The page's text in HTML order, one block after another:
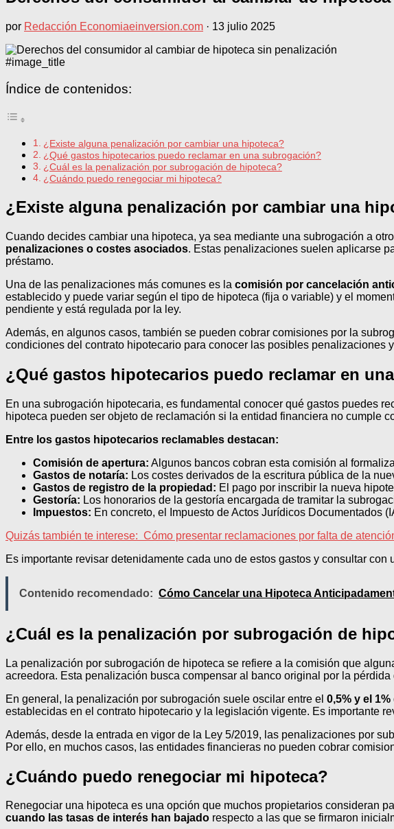
por Redacción Economiaeinversion.com · 13 julio 2025
#image_title
Índice de contenidos:
¿Existe alguna penalización por cambiar una hipoteca?
¿Qué gastos hipotecarios puedo reclamar en una subrogación?
¿Cuál es la penalización por subrogación de hipoteca?
¿Cuándo puedo renegociar mi hipoteca?
¿Existe alguna penalización por cambiar una
Cuando decides cambiar una hipoteca, ya sea mediante una subrogación a
penalizaciones o costes asociados. Estas penalizaciones suelen aplicarse
préstamo.
Una de las penalizaciones más comunes es la comisión por cancelación
establecido y puede variar según el tipo de hipoteca (fija o variable) y el
pendiente y está regulada por la ley.
Además, en algunos casos, también se pueden cobrar comisiones por la
condiciones del contrato hipotecario para conocer las posibles
¿Qué gastos hipotecarios puedo reclamar en
En una subrogación hipotecaria, es fundamental conocer qué gastos puedes
hipoteca pueden ser objeto de reclamación si la entidad financiera no cumple
Entre los gastos hipotecarios reclamables destacan:
Comisión de apertura: Algunos bancos cobran esta comisión al
Gastos de notaría: Los costes derivados de la escritura pública de la
Gastos de registro de la propiedad: El pago por inscribir la nueva
Gestoría: Los honorarios de la gestoría encargada de tramitar la
Impuestos: En concreto, el Impuesto de Actos Jurídicos Documentados
Quizás también te interese: Cómo presentar reclamaciones por falta de
Es importante revisar detenidamente cada uno de estos gastos y consultar
Contenido recomendado: Cómo Cancelar una Hipoteca
¿Cuál es la penalización por subrogación de
La penalización por subrogación de hipoteca se refiere a la comisión que
acreedora. Esta penalización busca compensar al banco original por la
En general, la penalización por subrogación suele oscilar entre el 0,5% y el
establecidas en el contrato hipotecario y la legislación vigente. Es importante
Además, desde la entrada en vigor de la Ley 5/2019, las penalizaciones por
Por ello, en muchos casos, las entidades financieras no pueden cobrar
¿Cuándo puedo renegociar mi hipoteca?
Renegociar una hipoteca es una opción que muchos propietarios consideran
cuando las tasas de interés han bajado respecto a las que se firmaron